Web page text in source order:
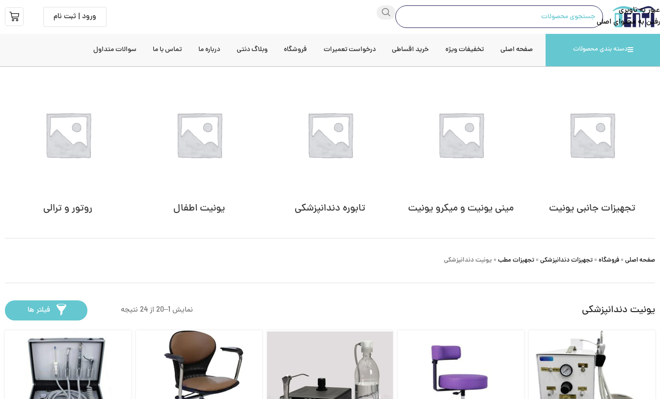
عبور به ناوبری
رفتن به محتوای اصلی
ورود | ثبت نام
دسته بندی محصولات صفحه اصلی تخفیفات ویژه خرید اقساطی درخواست تعمیرات فروشگاه وبلاگ دنتی درباره ما تماس با ما سوالات متداول
تجهیزات جانبی یونیت مینی یونیت و میکرو یونیت تابوره دندانپزشکی یونیت اطفال روتور و ترالی
صفحه اصلی » فروشگاه » تجهیزات دندانپزشکی » تجهیزات مطب » یونیت دندانپزشکی
یونیت دندانپزشکی نمایش 1–20 از 24 نتیجه فیلتر ها